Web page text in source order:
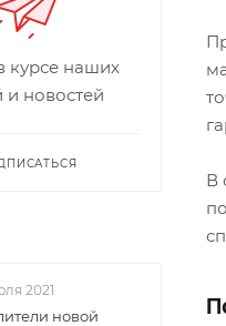
В
курсе наших
и новостей
2021
новой